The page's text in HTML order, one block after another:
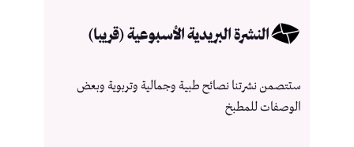
النشرة البريدية الأسبوعية (قريبا)
ستتصمن نشرتنا نصائح طبية وجمالية وتربوية وبعض
الوصفات للمطبخ